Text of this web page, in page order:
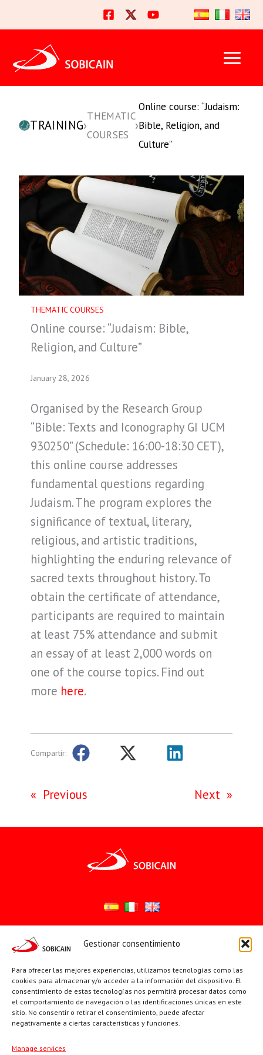
Gestionar consentimiento
Para ofrecer las mejores experiencias, utilizamos tecnologías como las
cookies para almacenar y/o acceder a la información del dispositivo. El
consentimiento de estas tecnologías nos permitirá procesar datos como
el comportamiento de navegación o las identificaciones únicas en este
sitio. No consentir o retirar el consentimiento, puede afectar
negativamente a ciertas características y funciones.
Manage services
to
content
TRAINING›
THEMATIC
COURSES
›
Online course: “Judaism:
Bible, Religion, and
Culture”
THEMATIC COURSES
Online course: “Judaism: Bible,
Religion, and Culture”
January 28, 2026
Organised by the Research Group
“Bible: Texts and Iconography GI UCM
930250” (Schedule: 16:00-18:30 CET),
this online course addresses
fundamental questions regarding
Judaism. The program explores the
significance of textual, literary,
religious, and artistic traditions,
highlighting the enduring relevance of
sacred texts throughout history. To
obtain the certificate of attendance,
participants are required to maintain
at least 75% attendance and submit
an essay of at least 2,000 words on
one of the course topics. Find out
more here.
Compartir:
« Previous Next »
Síguenos en:
YouTube
X Facebook
PÁGINAS INSTITUCIONALES